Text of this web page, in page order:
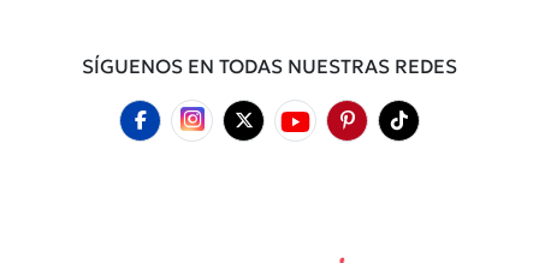
SÍGUENOS EN TODAS NUESTRAS REDES